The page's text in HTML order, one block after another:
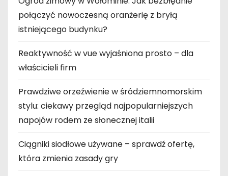
połączyć nowoczesną oranżerię z bryłą
istniejącego budynku?
Reaktywność w vue wyjaśniona prosto – dla
właścicieli firm
Prawdziwe orzeźwienie w śródziemnomorskim
stylu: ciekawy przegląd najpopularniejszych
napojów rodem ze słonecznej italii
Ciągniki siodłowe używane – sprawdź ofertę,
która zmienia zasady gry